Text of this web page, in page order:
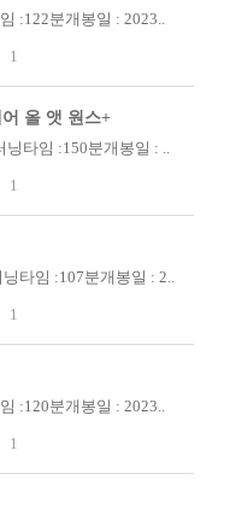
:122분개봉일 : 2023..
1
올 앳 원스+
타임 :150분개봉일 : ..
1
타임 :107분개봉일 : 2..
1
:120분개봉일 : 2023..
1